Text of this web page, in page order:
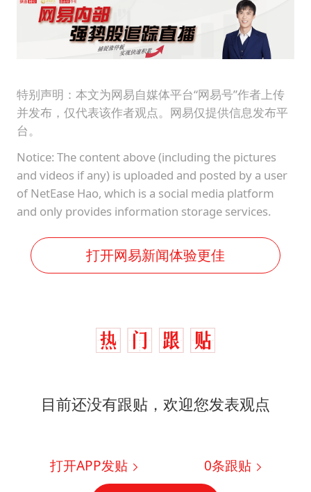
特别声明：本文为网易自媒体平台“网易号”作者上传
并发布，仅代表该作者观点。网易仅提供信息发布平
台。
Notice: The content above (including the pictures
and videos if any) is uploaded and posted by a user
of NetEase Hao, which is a social media platform
and only provides information storage services.
打开网易新闻体验更佳
目前还没有跟贴，欢迎您发表观点
打开APP发贴 0条跟贴